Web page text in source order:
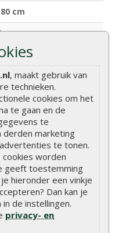
, maakt gebruik van
technieken.
cookies om het
te gaan en de
te
derden marketing
te tonen.
worden
geeft toestemming
hieronder een vinkje
Dan kan je
de instellingen.
privacy- en
cm
cm
cm (inclusief kozijn)
(enkel glas)
model
met unieke
de kenmerken en
Meer informatie